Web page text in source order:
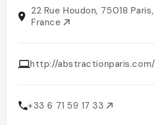
22 Rue Houdon, 75018 Paris,
France
http://
+33 6 71 59 17 33